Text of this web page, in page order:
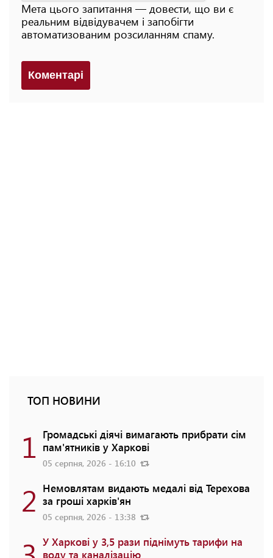
Мета цього запитання — довести, що ви є
реальним відвідувачем і запобігти
автоматизованим розсиланням спаму.
Коментарi
ТОП НОВИНИ
1 Громадські діячі вимагають прибрати сім
пам'ятників у Харкові
05 серпня, 2026 - 16:10
2 Немовлятам видають медалі від Терехова
за гроші харків'ян
05 серпня, 2026 - 13:38
У Харкові у 3,5 рази піднімуть тарифи на
воду та каналізацію